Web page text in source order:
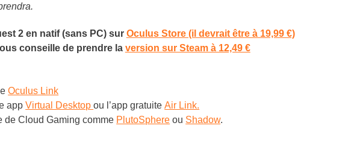
2 en natif (sans PC) sur Oculus Store (il devrait être à 19,99 €)
conseille de prendre la version sur Steam à 12,49 €
Oculus Link
appVirtual Desktopou l’app gratuiteAir Link.
de Cloud Gaming comme PlutoSphere ou Shadow.